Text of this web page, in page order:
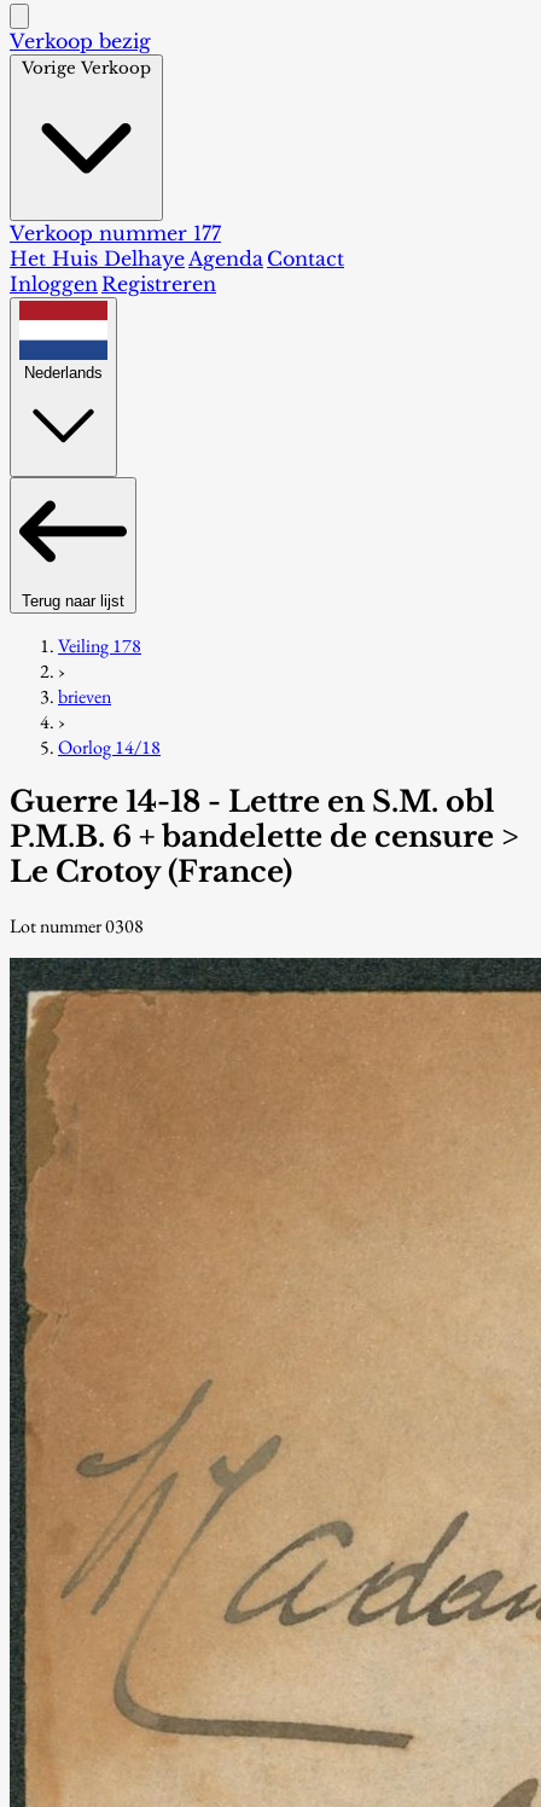
Verkoop bezig
Vorige Verkoop
Verkoop nummer 177
Het Huis DelhayeAgenda Contact
InloggenRegistreren
Nederlands
Terug naar lijst
Veiling 178
›
brieven
›
Oorlog 14/18
Guerre 14-18 - Lettre en S.M. obl
P.M.B. 6 + bandelette de censure >
Le Crotoy (France)
Lot nummer 0308